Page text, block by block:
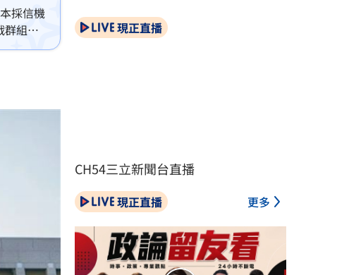
採信機
群組」
狠狠撕
現正直播
CH54三立新聞台直播
現正直播 更多